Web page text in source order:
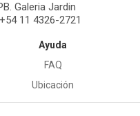
Galeria Jardin
11 4326-2721
Ayuda
FAQ
Ubicación